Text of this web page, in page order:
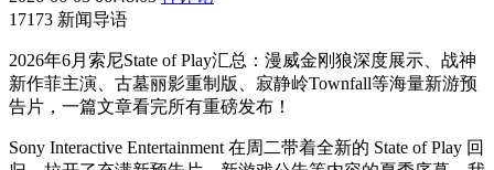
17173 新闻导语
2026年6月索尼State of Play汇总：漫威金刚狼深度展示、战神
新作菲主演、古墓丽影重制版、寂静岭Townfall等海量新游预
告片，一篇文章看完所有重磅发布！
Sony Interactive Entertainment 在周二带着全新的 State of Play 回